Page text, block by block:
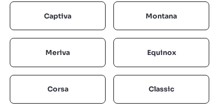
Captiva Montana
Meriva Equinox
Corsa Classic